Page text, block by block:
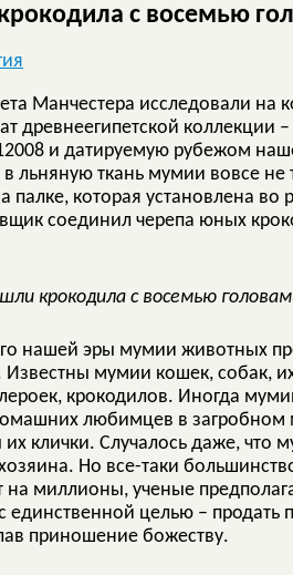
с восемью
Манчестера исследовали
древнеегипетской
и датируемую рубежом
в льняную ткань мумии вовсе
палке, которая установлена во
соединил черепа юных
нашей эры мумии животных
мумии кошек, собак,
крокодилов. Иногда
любимцев в загробном
клички. Случалось даже,
Но все-таки
на миллионы, ученые
единственной целью – продать
приношение божеству.